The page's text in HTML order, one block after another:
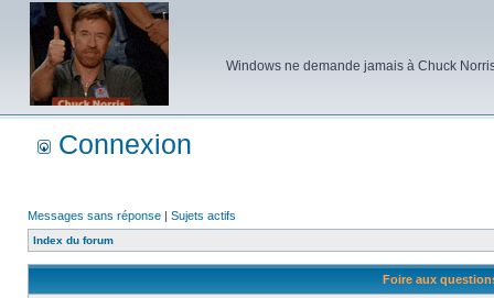
Windows ne demande jamais à Chuck
Connexion
Messages sans réponse | Sujets actifs
Index du forum
Foire aux